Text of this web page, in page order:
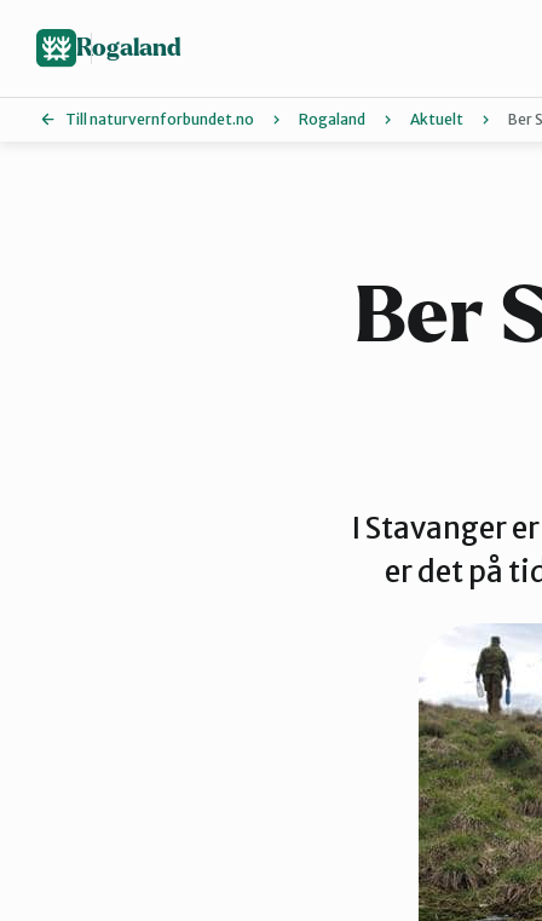
hovedinnhold
Rogaland
Till naturvernforbundet.no Rogaland Aktuelt Ber
Ber
I Stavanger
er det på